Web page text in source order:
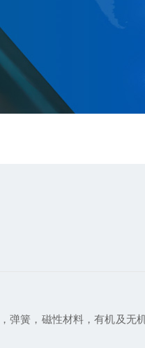
弹簧，磁性材料，有机及无